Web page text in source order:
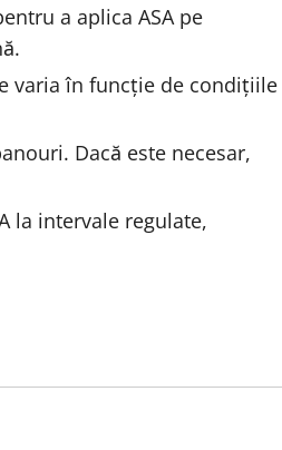
a aplica ASA pe
varia în funcție de condițiile
Dacă este necesar,
la intervale regulate,